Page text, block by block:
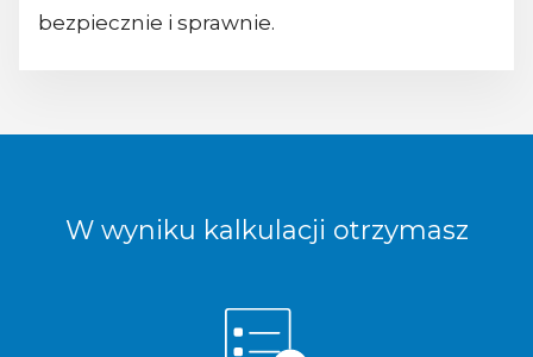
bezpiecznie i sprawnie.
W wyniku kalkulacji otrzymasz